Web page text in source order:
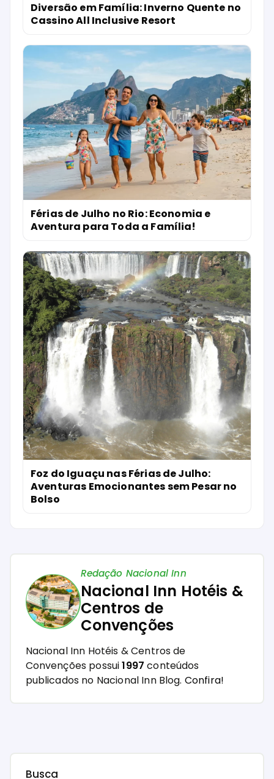
Diversão em Família: Inverno Quente no
Cassino All Inclusive Resort
Férias de Julho no Rio: Economia e
Aventura para Toda a Família!
Foz do Iguaçu nas Férias de Julho:
Aventuras Emocionantes sem Pesar no
Bolso
Redação Nacional Inn
Nacional Inn Hotéis &
Centros de
Convenções
Nacional Inn Hotéis & Centros de
Convenções possui1997 conteúdos
publicados no Nacional Inn Blog. Confira!
Busca